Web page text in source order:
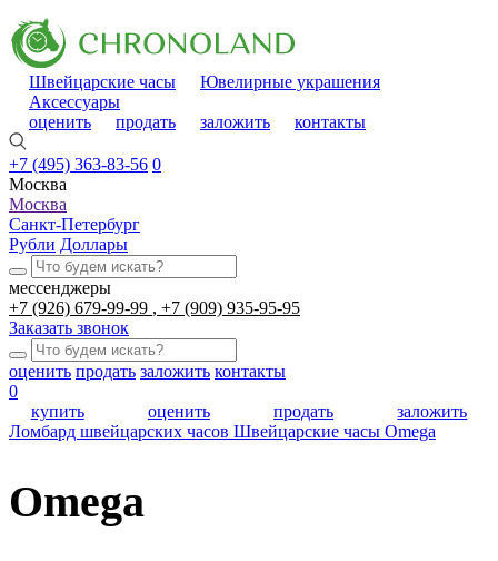
Швейцарские часы
Ювелирные украшения
Аксессуары
оценить
продать заложить контакты
+7 (495) 363-83-56 0
Москва
Москва
Санкт-Петербург
Рубли Доллары
мессенджеры
+7 (926) 679-99-99
+7 (909) 935-95-95
Заказать звонок
оценить продать заложить контакты
0
купить
оценить продать
заложить
Ломбард швейцарских часов Швейцарские часы Omega
Omega